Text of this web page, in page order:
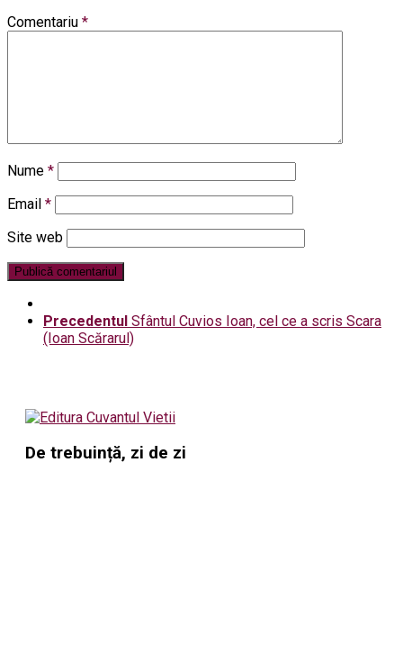
Comentariu *
Nume *
Email *
Site web
Precedentul Sfântul Cuvios Ioan, cel ce a scris Scara
(Ioan Scărarul)
De trebuință, zi de zi